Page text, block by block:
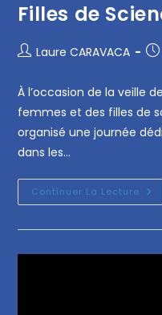
Filles de
Laure CARAVACA
À l’occasion de la veille
femmes et des filles de
organisé une journée
dans les…
Continuer La Lecture